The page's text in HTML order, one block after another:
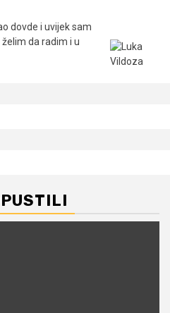
dovde i uvijek sam
da radim i u